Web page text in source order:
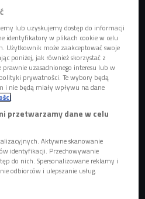
Shutterstock.com
lub uzyskujemy dostęp do informacji
identyfikatory w plikach cookie w celu
Użytkownik może zaakceptować swoje
poniżej, jak również skorzystać z
uzasadnionego interesu lub w
prywatności. Te wybory będą
i nie będą miały wpływu na dane
przetwarzamy dane w celu
Aktywne skanowanie
identyfikacji. Przechowywanie
do nich. Spersonalizowane reklamy i
odbiorców i ulepszanie usług.